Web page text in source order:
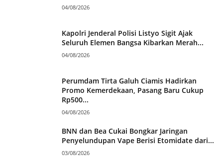
04/08/2026
Kapolri Jenderal Polisi Listyo Sigit Ajak
Seluruh Elemen Bangsa Kibarkan Merah...
04/08/2026
Perumdam Tirta Galuh Ciamis Hadirkan
Promo Kemerdekaan, Pasang Baru Cukup
Rp500...
04/08/2026
BNN dan Bea Cukai Bongkar Jaringan
Penyelundupan Vape Berisi Etomidate dari...
03/08/2026